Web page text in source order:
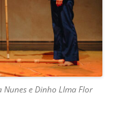
e Dinho LIma Flor